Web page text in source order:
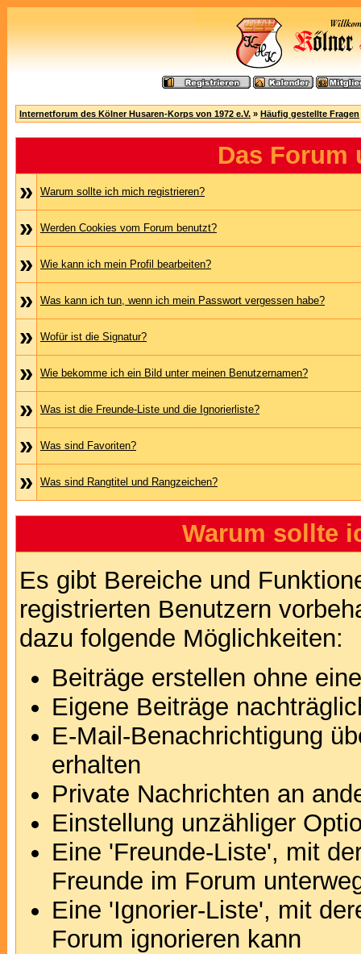
Internetforum des Kölner Husaren-Korps von 1972 e.V. » Häufig gestellte Fragen
Das Forum
»
Warum sollte ich mich registrieren?
» Werden Cookies vom Forum benutzt?
» Wie kann ich mein Profil bearbeiten?
» Was kann ich tun, wenn ich mein Passwort vergessen habe?
» Wofür ist die Signatur?
» Wie bekomme ich ein Bild unter meinen Benutzernamen?
» Was ist die Freunde-Liste und die Ignorierliste?
» Was sind Favoriten?
» Was sind Rangtitel und Rangzeichen?
Warum sollte
Es gibt Bereiche und
registrierten Benutzern
dazu folgende Möglichkeiten:
Beiträge erstellen ohne
Eigene Beiträge
E-Mail-Benachrichtigung
erhalten
Private Nachrichten an
Einstellung unzähliger
Eine 'Freunde-Liste', mit
Freunde im Forum
Eine 'Ignorier-Liste', mit
Forum ignorieren kann